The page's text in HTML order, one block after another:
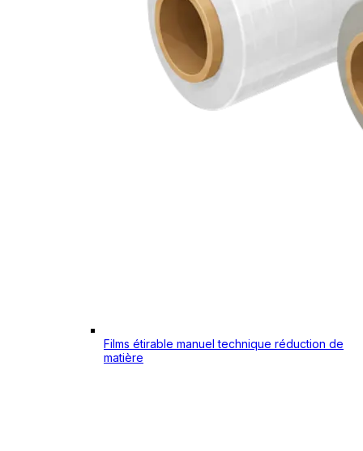
Films étirable manuel technique réduction de
matière